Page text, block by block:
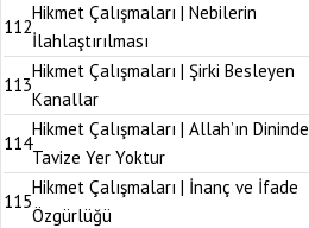
112
Hikmet Çalışmaları | Nebilerin
İlahlaştırılması
113
Hikmet Çalışmaları | Şirki Besleyen
Kanallar
114
Hikmet Çalışmaları | Allah’ın Dininde
Tavize Yer Yoktur
115
Hikmet Çalışmaları | İnanç ve İfade
Özgürlüğü